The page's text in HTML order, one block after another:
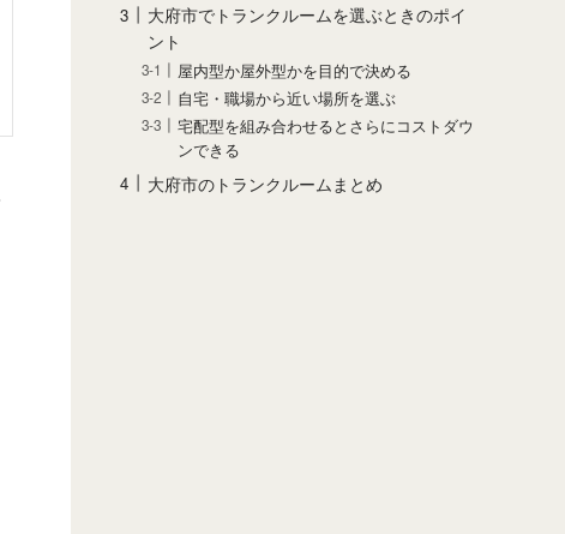
大府市でトランクルームを選ぶときのポイ
ント
屋内型か屋外型かを目的で決める
自宅・職場から近い場所を選ぶ
宅配型を組み合わせるとさらにコストダウ
ンできる
大府市のトランクルームまとめ